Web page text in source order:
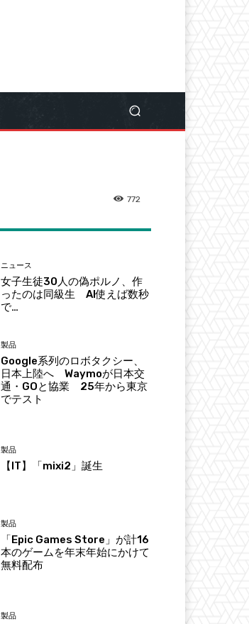
772
ニュース
女子生徒30人の偽ポルノ、作
ったのは同級生 AI使えば数秒
で…
製品
Google系列のロボタクシー、
日本上陸へ Waymoが日本交
通・GOと協業 25年から東京
でテスト
製品
【IT】「mixi2」誕生
製品
「Epic Games Store」が計16
本のゲームを年末年始にかけて
無料配布
製品